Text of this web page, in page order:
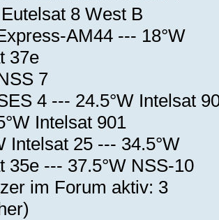
8 West B
AM44 --- 18°W
37e
7
4 --- 24.5°W Intelsat
Intelsat 901
Intelsat 25 --- 34.5°W
35e --- 37.5°W NSS-10
im Forum aktiv: 3